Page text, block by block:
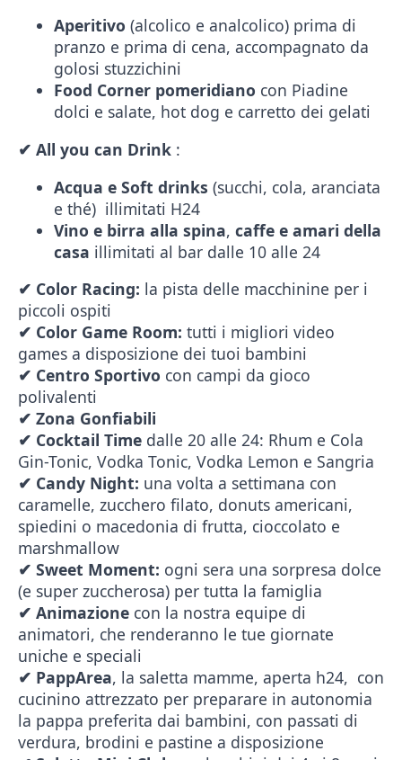
Aperitivo (alcolico e analcolico) prima di
pranzo e prima di cena, accompagnato da
golosi stuzzichini
Food Corner pomeridiano con Piadine
dolci e salate, hot dog e carretto dei gelati
✔ All you can Drink :
Acqua e Soft drinks (succhi, cola, aranciata
e thé) illimitati H24
Vino e birra alla spina, caffe e amari della
casa illimitati al bar dalle 10 alle 24
✔ Color Racing: la pista delle macchinine per i
piccoli ospiti
✔ Color Game Room: tutti i migliori video
games a disposizione dei tuoi bambini
✔ Centro Sportivo con campi da gioco
polivalenti
✔ Zona Gonfiabili
✔ Cocktail Time dalle 20 alle 24: Rhum e Cola
Gin-Tonic, Vodka Tonic, Vodka Lemon e Sangria
✔ Candy Night: una volta a settimana con
caramelle, zucchero filato, donuts americani,
spiedini o macedonia di frutta, cioccolato e
marshmallow
✔ Sweet Moment: ogni sera una sorpresa dolce
(e super zuccherosa) per tutta la famiglia
✔ Animazione con la nostra equipe di
animatori, che renderanno le tue giornate
uniche e speciali
✔ PappArea, la saletta mamme, aperta h24, con
cucinino attrezzato per preparare in autonomia
la pappa preferita dai bambini, con passati di
verdura, brodini e pastine a disposizione